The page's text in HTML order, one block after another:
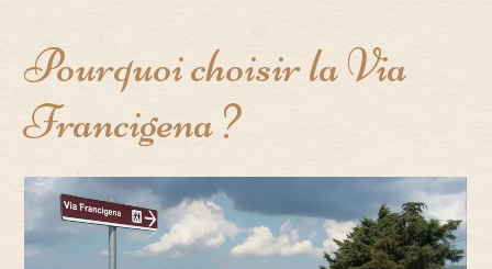
Pourquoi choisir la Via
Francigena ?